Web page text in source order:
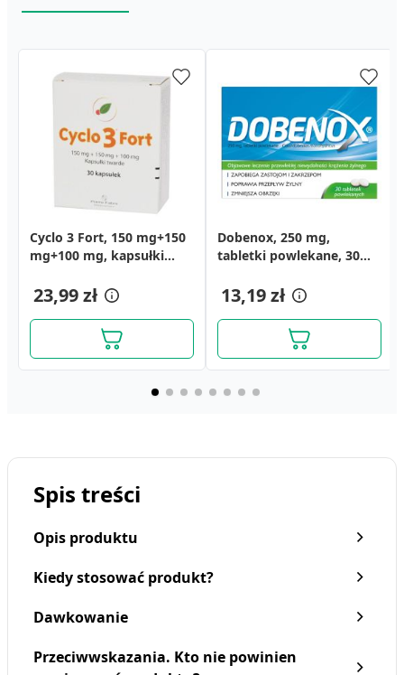
Cyclo 3 Fort, 150 mg+150
mg+100 mg, kapsułki
23,99 zł
Dobenox, 250 mg,
tabletki powlekane, 30
13,19 zł
Aescin, 20
mg,tabl.dojelit.,
30 szt
15,39 zł
Aescin, żel, 40 g
30,99 zł
Cerkoderm 15, krem
mocznikowy z AHA, 75 ml
Alantan Plus Altek,
zasypka, 100 g
Spis treści
Opis produktu
Kiedy stosować produkt?
Dawkowanie
Przeciwwskazania. Kto nie powinien